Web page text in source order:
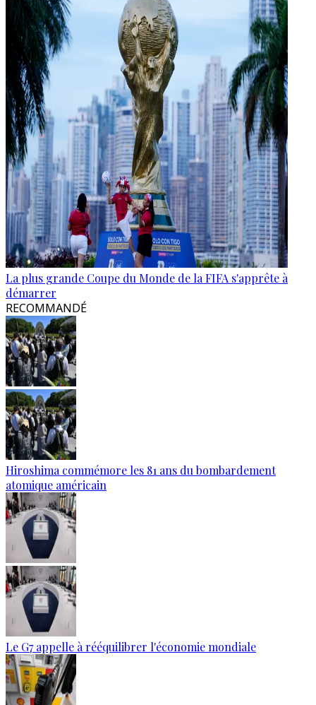
La plus grande Coupe du Monde de la FIFA s'apprête à
démarrer
RECOMMANDÉ
Hiroshima commémore les 81 ans du bombardement
atomique américain
Le G7 appelle à rééquilibrer l'économie mondiale